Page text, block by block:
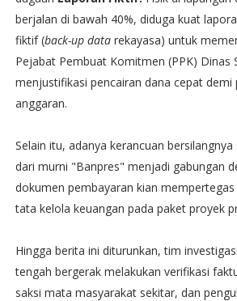
berjalan di bawah 40%, diduga kuat
fiktif (back-up datarekayasa) untuk
Pejabat Pembuat Komitmen (PPK) Dinas
menjustifikasi pencairan dana cepat demi
anggaran.
Selain itu, adanya kerancuan
dari murni "Banpres" menjadi gabungan
dokumen pembayaran kian
tata kelola keuangan pada paket proyek
Hingga berita ini diturunkan, tim
tengah bergerak melakukan verifikasi
saksi mata masyarakat sekitar, dan